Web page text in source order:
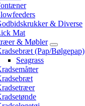
& Diverse
Mat
& Møbler
(Pap/Bølgepap)
Seagrass